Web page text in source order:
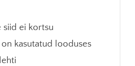
siid ei kortsu
kasutatud looduses